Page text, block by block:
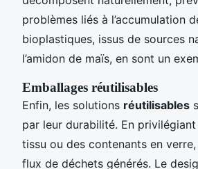
problèmes liés à l’accumulation
bioplastiques, issus de sources
l’amidon de maïs, en sont un
Emballages réutilisables
Enfin, les solutions réutilisables
par leur durabilité. En
tissu ou des contenants en
flux de déchets générés. Le